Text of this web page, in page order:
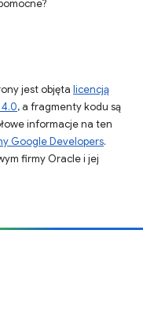
jest objęta licencją
, a fragmenty kodu są
informacje na ten
Google Developers.
firmy Oracle i jej